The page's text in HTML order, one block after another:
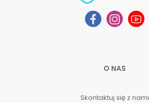
O NAS
Skontaktuj się z nami